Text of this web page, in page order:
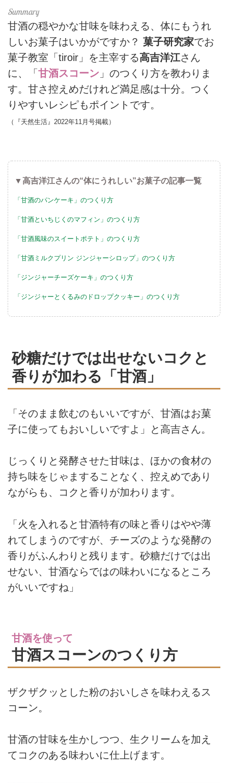
甘酒の穏やかな甘味を味わえる、体にもうれ
しいお菓子はいかがですか？ 菓子研究家でお
菓子教室「tiroir」を主宰する高吉洋江さん
に、「 甘酒スコーン 」のつくり方を教わりま
す。甘さ控えめだけれど満足感は十分。つく
りやすいレシピもポイントです。
（『天然生活』2022年11月号掲載）
▼高吉洋江さんの“体にうれしい”お菓子の記事一覧
「甘酒のパンケーキ」のつくり方
「甘酒といちじくのマフィン」のつくり方
「甘酒風味のスイートポテト」のつくり方
「甘酒ミルクプリン ジンジャーシロップ」のつくり方
「ジンジャーチーズケーキ」のつくり方
「ジンジャーとくるみのドロップクッキー」のつくり方
砂糖だけでは出せないコクと
香りが加わる「甘酒」
「そのまま飲むのもいいですが、甘酒はお菓
子に使ってもおいしいですよ」と高吉さん。
じっくりと発酵させた甘味は、ほかの食材の
持ち味をじゃますることなく、控えめであり
ながらも、コクと香りが加わります。
「火を入れると甘酒特有の味と香りはやや薄
れてしまうのですが、チーズのような発酵の
香りがふんわりと残ります。砂糖だけでは出
せない、甘酒ならではの味わいになるところ
がいいですね」
甘酒を使って
甘酒スコーンのつくり方
ザクザクッとした粉のおいしさを味わえるス
コーン。
甘酒の甘味を生かしつつ、生クリームを加え
てコクのある味わいに仕上げます。